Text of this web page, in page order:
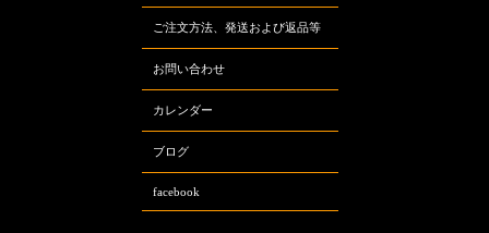
ご注文方法、発送および返品等
お問い合わせ
カレンダー
ブログ
facebook